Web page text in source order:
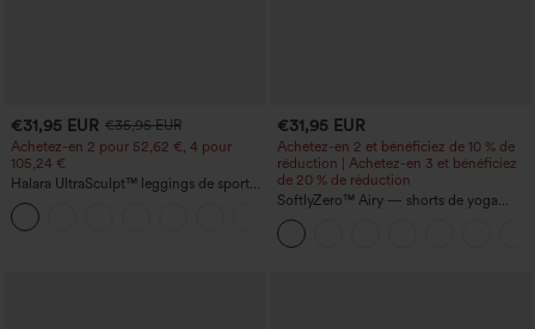
€31,95 EUR €35,95 EUR
Achetez-en 2 pour 52,62 €, 4 pour
105,24 €
Halara UltraSculpt™ leggings de sport
taille haute sculptants — rehaussement
fessier, maintien du ventre, avec poche
€31,95 EUR
Achetez-en 2 et bénéficiez de 10 % de
réduction | Achetez-en 3 et bénéficiez
de 20 % de réduction
SoftlyZero™ Airy — shorts de yoga
super taille haute 2-en-1 InstantCool
avec poches